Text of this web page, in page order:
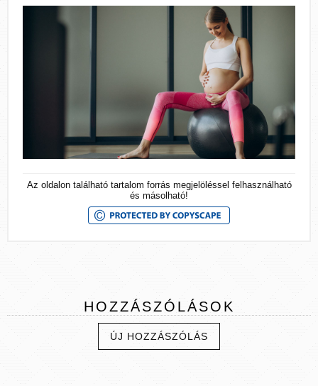
Az oldalon található tartalom forrás megjelöléssel felhasználható
és másolható!
HOZZÁSZÓLÁSOK
ÚJ HOZZÁSZÓLÁS